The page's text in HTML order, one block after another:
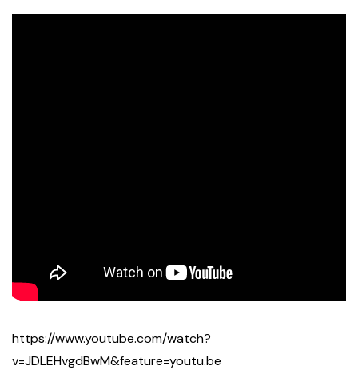
https://www.youtube.com/watch?
v=JDLEHvgdBwM&feature=youtu.be